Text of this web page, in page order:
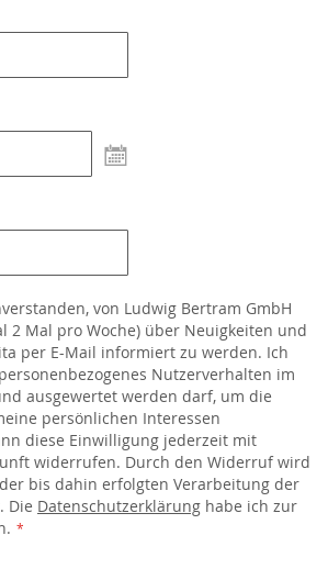
undefined
von Ludwig Bertram GmbH
2 Mal pro Woche) über Neuigkeiten und
per E-Mail informiert zu werden. Ich
Nutzerverhalten im
ausgewertet werden darf, um die
persönlichen Interessen
diese Einwilligung jederzeit mit
widerrufen. Durch den Widerruf wird
bis dahin erfolgten Verarbeitung der
Die Datenschutzerklärung habe ich zur